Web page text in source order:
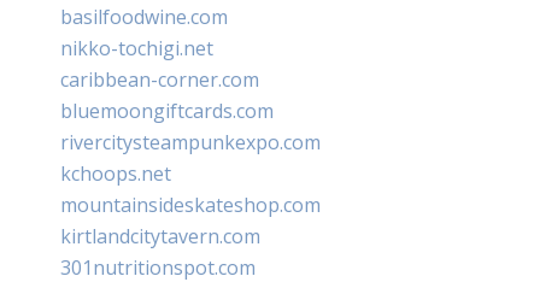
basilfoodwine.com
nikko-tochigi.net
caribbean-corner.com
bluemoongiftcards.com
rivercitysteampunkexpo.com
kchoops.net
mountainsideskateshop.com
kirtlandcitytavern.com
301nutritionspot.com